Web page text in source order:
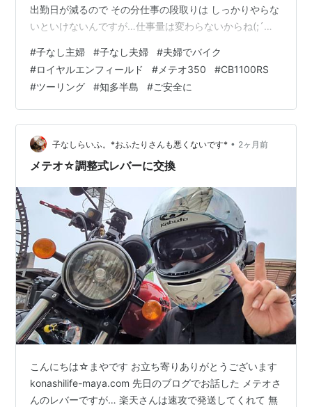
出勤日が減るので その分仕事の段取りは しっかりやらな
いといけないんですが…仕事量は変わらないからね(;´｀)
ごそうと思います( *´｀)つまりいつもと一緒♪笑 さて、昨
日ですが我が家のセカンドカー コペンちゃんが車検に行
きまして 無事にクリアして戻って参りました!!
konashilife-maya.com 我が家のお車ちゃんの車検は 車の
お医者さんであるジンさんが 自…
#子なし主婦 #子なし夫婦 #夫婦でバイク
#ロイヤルエンフィールド # メテオ350 #CB1100RS
#ツーリング #知多半島 #ご安全に
子なしらいふ。*おふたりさんも悪くないです* • 2ヶ月前
メテオ☆調整式レバーに交換
こんにちは☆まやです お立ち寄りありがとうございます
konashilife-maya.com 先日のブログでお話した メテオさ
んのレバーですが… 楽天さんは速攻で発送してくれて 無